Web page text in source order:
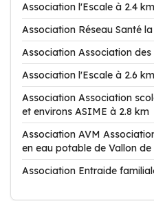
Association l'Escale à 2.4 km
Association Réseau Santé
Association Association
Association l'Escale à 2.6 km
Association Association
et environs ASIME à 2.8 km
Association AVM
en eau potable de Vallon de
Association Entraide